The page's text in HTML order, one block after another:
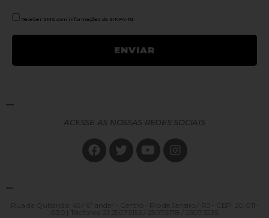
Receber SMS com informações do SINFA-RJ.
ACESSE AS NOSSAS REDES SOCIAIS
Rua da Quitanda, 45 / 6º andar - Centro - Rio de Janeiro / RJ - CEP: 20.011-
030 | Telefones: 21 2507.5156 / 2507.5178 / 2507.5235